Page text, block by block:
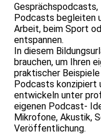
Podcasts begleiten
Arbeit, beim Sport
entspannen.
In diesem
brauchen, um Ihren
praktischer
Podcasts konzipiert
entwickeln unter
eigenen Podcast-
Mikrofone, Akustik,
Veröffentlichung.